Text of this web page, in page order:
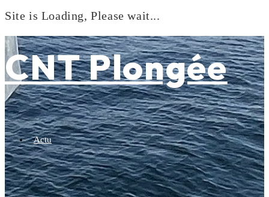
Site is Loading, Please wait...
to
content
CNT Plongée
Actu